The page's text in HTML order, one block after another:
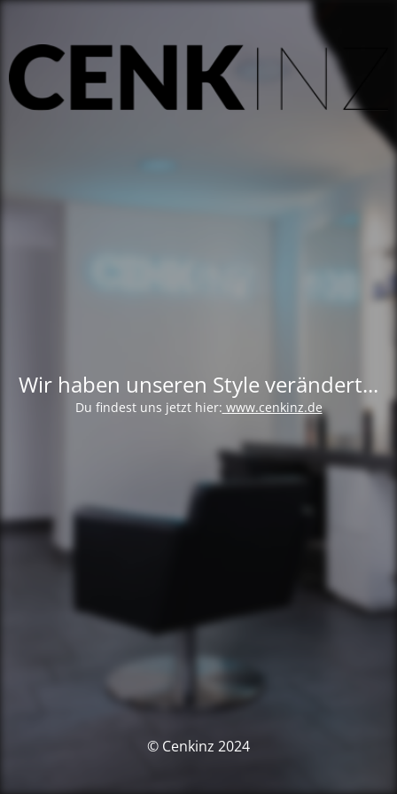
Wir haben unseren Style verändert...
Du findest uns jetzt hier: www.cenkinz.de
© Cenkinz 2024